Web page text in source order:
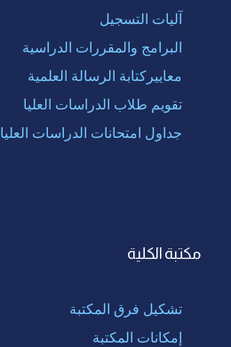
آليات التسجيل
البرامج والمقررات الدراسية
معاييركتابة الرسالة العلمية
تقويم طلاب الدراسات العليا
جداول امتحانات الدراسات العليا
مكتبة الكلية
تشكيل فرق المكتبة
إمكانات المكتبة